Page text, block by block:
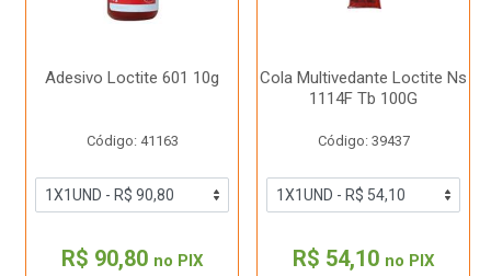
Adesivo Loctite 601 10g
Código: 41163
R$ 90,80 no PIX
Cola Multivedante Loctite Ns
1114F Tb 100G
Código: 39437
R$ 54,10 no PIX